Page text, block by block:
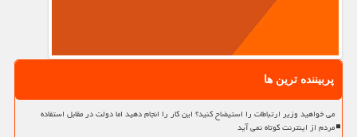
پربیننده ترین ها
می خواهید وزیر ارتباطات را استیضاح کنید؟ این کار را انجام دهید اما دولت در مقابل استفاده
مردم از اینترنت کوتاه نمی آید